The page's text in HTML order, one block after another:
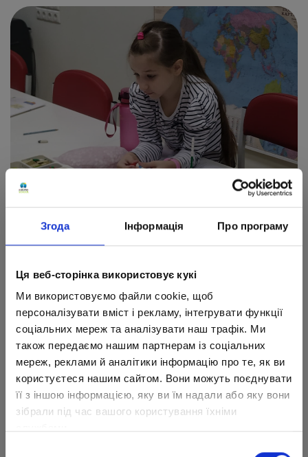
Згода Інформація Про програму
Ця веб-сторінка використовує кукі
Ми використовуємо файли cookie, щоб
персоналізувати вміст і рекламу, інтегрувати функції
соціальних мереж та аналізувати наш трафік. Ми
також передаємо нашим партнерам із соціальних
мереж, реклами й аналітики інформацію про те, як ви
користуєтеся нашим сайтом. Вони можуть поєднувати
її з іншою інформацією, яку ви їм надали або яку вони
зібрали під час вашого користування їхніми
посещает занятия по робототехнике и курсы
шитья. Только посмотрите, какие
симпатичные мягкие игрушки выходят у
Эмилии!